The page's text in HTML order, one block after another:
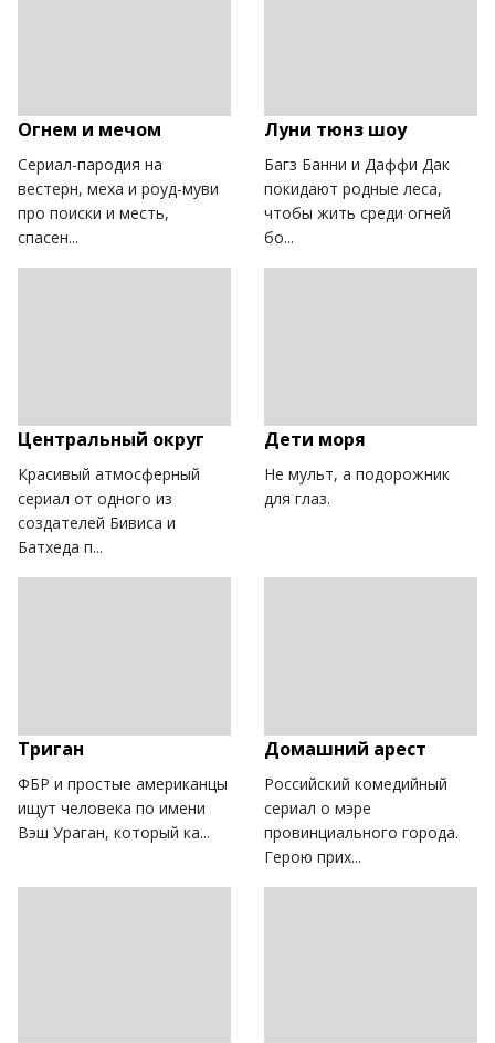
Огнем и мечом
Сериал-пародия на
вестерн, меха и роуд-муви
про поиски и месть,
спасен...
Луни тюнз шоу
Багз Банни и Даффи Дак
покидают родные леса,
чтобы жить среди огней
бо...
Центральный округ
Красивый атмосферный
сериал от одного из
создателей Бивиса и
Батхеда п...
Дети моря
Не мульт, а подорожник
для глаз.
Триган
ФБР и простые американцы
ищут человека по имени
Вэш Ураган, который ка...
Домашний арест
Российский комедийный
сериал о мэре
провинциального города.
Герою прих...